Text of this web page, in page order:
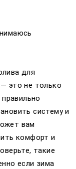
для
это не только
систему и
вам
комфорт и
такие
если зима